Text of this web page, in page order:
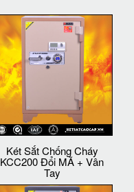
Két Sắt Chống Cháy
KCC200 Đổi MÃ + Vân
Tay